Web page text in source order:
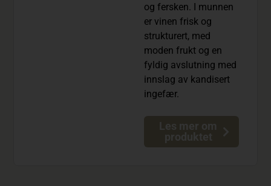
og fersken. I munnen
er vinen frisk og
strukturert, med
moden frukt og en
fyldig avslutning med
innslag av kandisert
ingefær.
Les mer om
produktet